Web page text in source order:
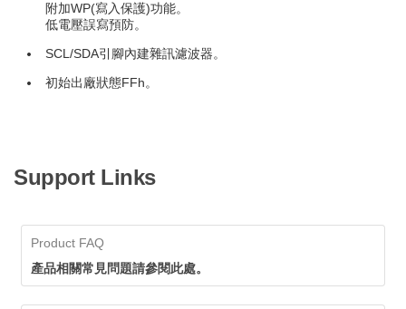
附加WP(寫入保護)功能。
低電壓誤寫預防。
SCL/SDA引腳內建雜訊濾波器。
初始出廠狀態FFh。
Support Links
Product FAQ
產品相關常見問題請參閱此處。